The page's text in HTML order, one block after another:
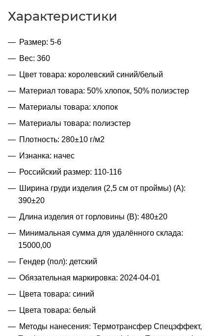
Характеристики
Размер: 5-6
Вес: 360
Цвет товара: королевский синий/белый
Материал товара: 50% хлопок, 50% полиэстер
Материалы товара: хлопок
Материалы товара: полиэстер
Плотность: 280±10 г/м2
Изнанка: начес
Российский размер: 110-116
Ширина груди изделия (2,5 см от проймы) (A):
390±20
Длина изделия от горловины (B): 480±20
Минимальная сумма для удалённого склада:
15000,00
Гендер (пол): детский
Обязательная маркировка: 2024-04-01
Цвета товара: синий
Цвета товара: белый
Методы нанесения: Термотрансфер Спецэффект,